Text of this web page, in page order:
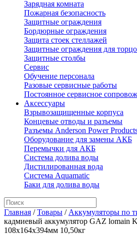
Зарядная комната
Пожарная безопасность
Защитные ограждения
Бордюрные ограждения
Защита стоек стеллажей
Защитные ограждения для
Защитные столбы
Сервис
Обучение персонала
Разовые сервисные работы
Постоянное сервисное
Аксессуары
Взрывозащищенные корпуса
Концевые отводы и разъемы
Разъемы Anderson Power
Оборудование для замены АКБ
Перемычки для АКБ
Система долива воды
Дистилированная вода
Система Aquamatic
Баки для долива воды
Главная /Товары / Аккумуляторы по
кадмиевый аккумулятор GAZ lomain
108x164x394мм 10,50кг